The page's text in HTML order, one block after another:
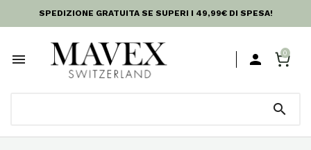
SPEDIZIONE GRATUITA SE SUPERI I 49,99€ DI SPESA!
  0
